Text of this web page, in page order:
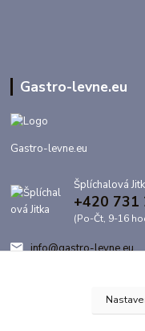
Gastro-levne.eu
Gastro-levne.eu
Šplíchalová
+420 731
(Po-Čt, 9-16
info@gastro-levne.eu